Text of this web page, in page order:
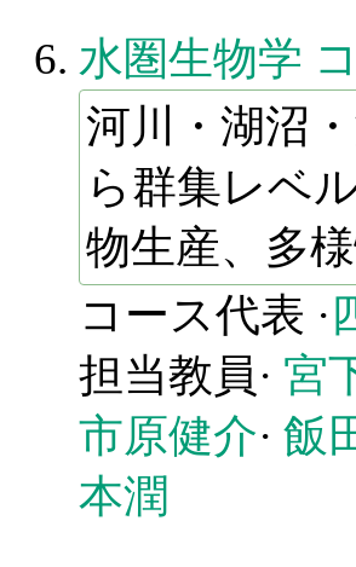
水圏生物学
河川・湖沼
ら群集レベ
物生産、多
コース代表 ·
担当教員· 宮
市原健介· 飯
本潤